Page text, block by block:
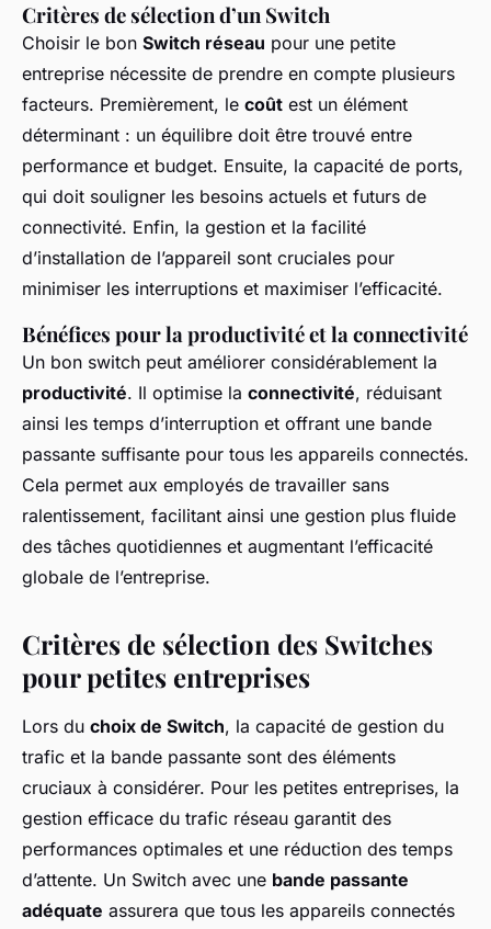
Critères de sélection d’un Switch
Choisir le bon Switch réseau pour une petite
entreprise nécessite de prendre en compte plusieurs
facteurs. Premièrement, le coût est un élément
déterminant : un équilibre doit être trouvé entre
performance et budget. Ensuite, la capacité de ports,
qui doit souligner les besoins actuels et futurs de
connectivité. Enfin, la gestion et la facilité
d’installation de l’appareil sont cruciales pour
minimiser les interruptions et maximiser l’efficacité.
Bénéfices pour la productivité et la connectivité
Un bon switch peut améliorer considérablement la
productivité. Il optimise la connectivité, réduisant
ainsi les temps d’interruption et offrant une bande
passante suffisante pour tous les appareils connectés.
Cela permet aux employés de travailler sans
ralentissement, facilitant ainsi une gestion plus fluide
des tâches quotidiennes et augmentant l’efficacité
globale de l’entreprise.
Critères de sélection des Switches
pour petites entreprises
Lors du choix de Switch, la capacité de gestion du
trafic et la bande passante sont des éléments
cruciaux à considérer. Pour les petites entreprises, la
gestion efficace du trafic réseau garantit des
performances optimales et une réduction des temps
d’attente. Un Switch avec une bande passante
adéquate assurera que tous les appareils connectés